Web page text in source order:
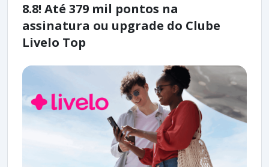
8.8! Até 379 mil pontos na
assinatura ou upgrade do Clube
Livelo Top